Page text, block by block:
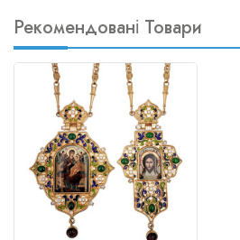
Рекомендовані Товари